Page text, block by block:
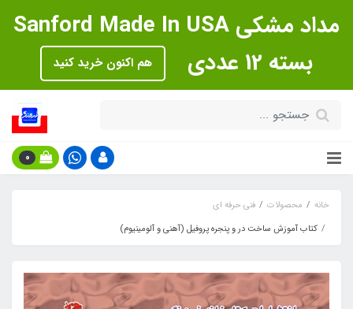
مداد مشکی Sanford Made In USA
بسته 12 عددی
هم اکنون خرید کنید
0
خانه محصولات
فنی حرفه ای
کتاب آموزش ساخت در و پنجره پروفیل (آهنی و آلومینیوم)